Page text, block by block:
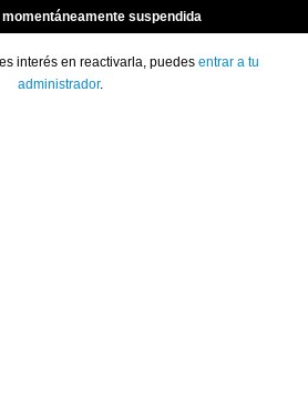
momentáneamente suspendida
interés en reactivarla, puedes entrar a tu
administrador.